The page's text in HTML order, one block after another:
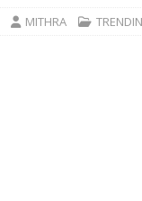
MITHRA